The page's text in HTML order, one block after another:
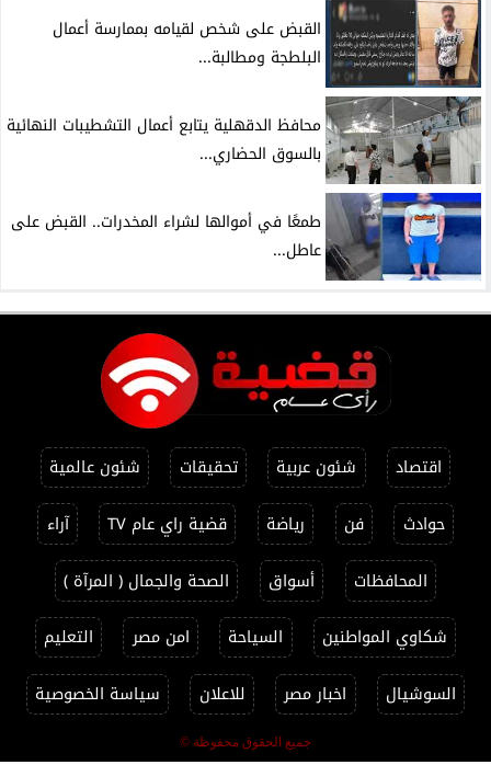
القبض على شخص لقيامه بممارسة أعمال
البلطجة ومطالبة...
محافظ الدقهلية يتابع أعمال التشطيبات النهائية
بالسوق الحضاري...
طمعًا في أموالها لشراء المخدرات.. القبض على
عاطل...
اقتصاد شئون عربية تحقيقات
شئون عالمية
حوادث
فن رياضة قضية راي عام TV
آراء
المحافظات
أسواق
الصحة والجمال ( المرآة )
شكاوي المواطنين
السياحة امن مصر
التعليم
السوشيال
اخبار مصر للاعلان سياسة الخصوصية
جميع الحقوق محفوظة ©